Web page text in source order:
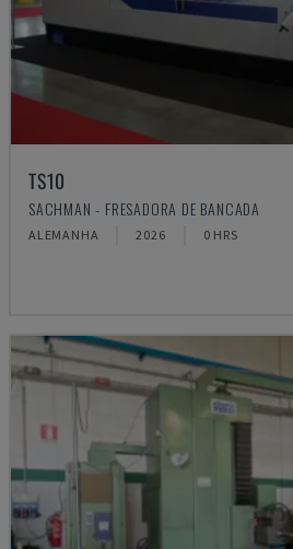
TS10
SACHMAN - FRESADORA DE BANCADA
ALEMANHA 2026 0 HRS